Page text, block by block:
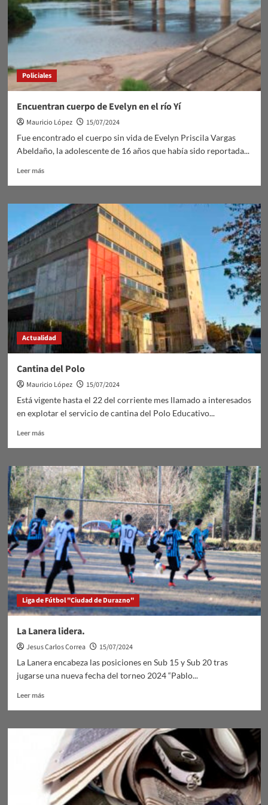
Policiales
Encuentran cuerpo de Evelyn en el río Yí
Mauricio López
15/07/2024
Fue encontrado el cuerpo sin vida de Evelyn Priscila Vargas
Abeldaño, la adolescente de 16 años que había sido reportada...
Leer másLeer
Encuentran
cuerpo
de
Evelyn
en
el
río
Actualidad
Cantina del Polo
Mauricio López
15/07/2024
Está vigente hasta el 22 del corriente mes llamado a interesados
en explotar el servicio de cantina del Polo Educativo...
Leer másLeer
Cantina
del
Polo
Liga de Fútbol "Ciudad de Durazno"
La Lanera lidera.
Jesus Carlos Correa
15/07/2024
La Lanera encabeza las posiciones en Sub 15 y Sub 20 tras
jugarse una nueva fecha del torneo 2024 “Pablo...
Leer másLeer
La
lidera.